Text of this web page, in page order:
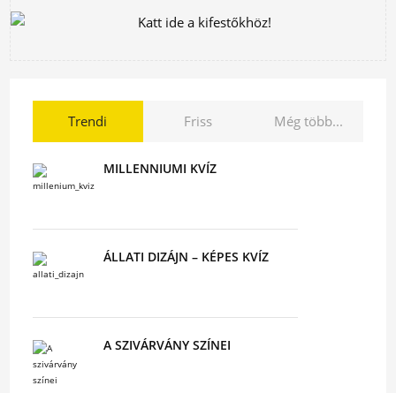
Trendi Friss Még több...
MILLENNIUMI KVÍZ
ÁLLATI DIZÁJN – KÉPES KVÍZ
A SZIVÁRVÁNY SZÍNEI